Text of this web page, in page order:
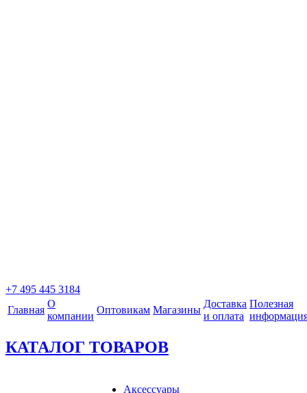
+7 495 445 3184
Главная
О
компании
Оптовикам Магазины
Доставка
и оплата
Полезная
КАТАЛОГ ТОВАРОВ
Аксессуары